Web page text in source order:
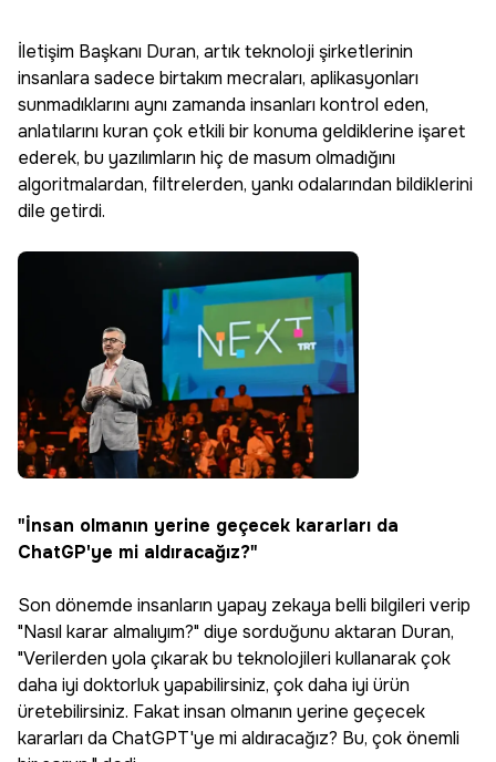
İletişim Başkanı Duran, artık teknoloji şirketlerinin
insanlara sadece birtakım mecraları, aplikasyonları
sunmadıklarını aynı zamanda insanları kontrol eden,
anlatılarını kuran çok etkili bir konuma geldiklerine işaret
ederek, bu yazılımların hiç de masum olmadığını
algoritmalardan, filtrelerden, yankı odalarından bildiklerini
dile getirdi.
"İnsan olmanın yerine geçecek kararları da
ChatGP'ye mi aldıracağız?"
Son dönemde insanların yapay zekaya belli bilgileri verip
"Nasıl karar almalıyım?" diye sorduğunu aktaran Duran,
"Verilerden yola çıkarak bu teknolojileri kullanarak çok
daha iyi doktorluk yapabilirsiniz, çok daha iyi ürün
üretebilirsiniz. Fakat insan olmanın yerine geçecek
kararları da ChatGPT'ye mi aldıracağız? Bu, çok önemli